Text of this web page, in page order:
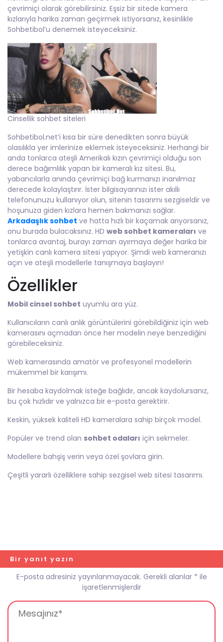
çevrimiçi olarak görebilirsiniz. Eşsiz bir sitede kamera
kızlarıyla harika zaman geçirmek istiyorsanız, kesinlikle
Sohbetibol’u denemek isteyeceksiniz.
Cinsellik sohbet siteleri
Sohbetibol.net’i kısa bir süre denedikten sonra büyük
olasılıkla yer imlerinize eklemek isteyeceksiniz. Herhangi bir
anda tonlarca ateşli Amerikalı kızın çevrimiçi olduğu son
derece bağımlılık yapan bir kameralı kız sitesi. Bu,
yabancılarla anında çevrimiçi bağ kurmanızı inanılmaz
derecede kolaylaştırır. İster bilgisayarınızı ister akıllı
telefonunuzu kullanıyor olun, sitenin tasarımı sezgiseldir ve
hoşunuza giden kızlara hemen bakmanızı sağlar.
Arkadaşlık sohbet ve hatta hızlı bir kaçamak arıyorsanız,
onu burada bulacaksınız. HD web sohbet kameraları ve
tonlarca avantaj, burayı zaman ayırmaya değer harika bir
yetişkin canlı kamera sitesi yapıyor. Şimdi web kameranızı
açın ve ateşli modellerle tanışmaya başlayın!
Özellikler
Mobil cinsel sohbet uyumlu ara yüz.
Kullanıcıların canlı anlık görüntülerini görebildiğiniz için web
kamerasını açmadan önce her modelin neye benzediğini
görebileceksiniz.
Web kamerasında amatör ve profesyonel modellerin
mükemmel bir karışımı.
Bir hesaba kaydolmak isteğe bağlıdır, ancak kaydolursanız,
bu çok hızlıdır ve yalnızca bir e-posta gerektirir.
Keskin, yüksek kaliteli HD kameralara sahip birçok model.
Popüler ve trend olan sohbet odaları için sekmeler.
Modellere bahşiş verin veya özel şovlara girin.
Çeşitli yararlı özelliklere sahip sezgisel web sitesi tasarımı.
Bir yanıt yazın
E-posta adresiniz yayınlanmayacak. Gerekli alanlar * ile
işaretlenmişlerdir